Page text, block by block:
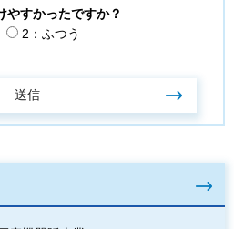
やすかったですか？
2：ふつう